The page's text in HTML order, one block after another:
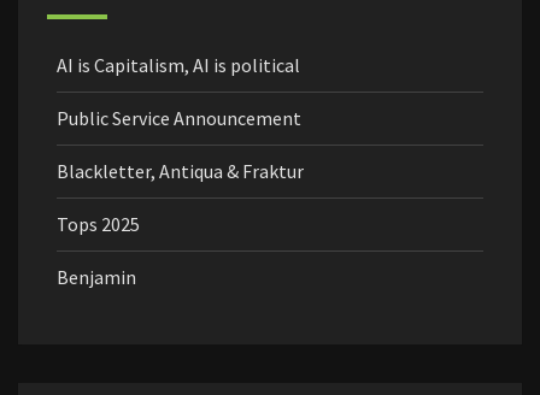
AI is Capitalism, AI is political
Public Service Announcement
Blackletter, Antiqua & Fraktur
Tops 2025
Benjamin